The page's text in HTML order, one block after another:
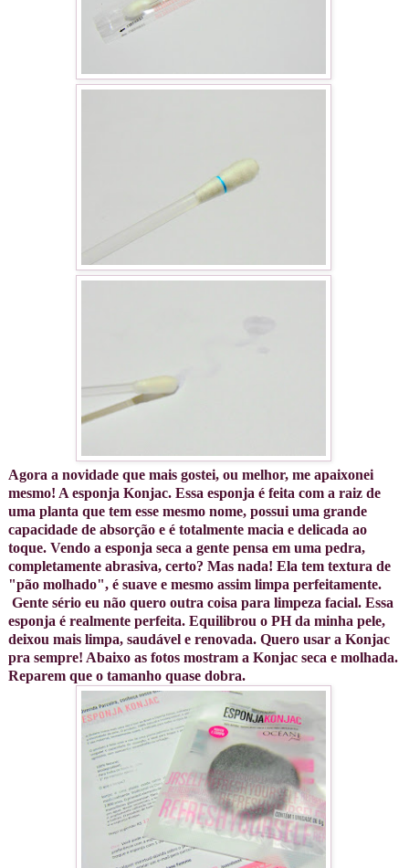
Agora a novidade que mais gostei, ou melhor, me apaixonei
mesmo! A esponja Konjac. Essa esponja é feita com a raiz de
uma planta que tem esse mesmo nome, possui uma grande
capacidade de absorção e é totalmente macia e delicada ao
toque. Vendo a esponja seca a gente pensa em uma pedra,
completamente abrasiva, certo? Mas nada! Ela tem textura de
"pão molhado", é suave e mesmo assim limpa perfeitamente.
Gente sério eu não quero outra coisa para limpeza facial. Essa
esponja é realmente perfeita. Equilibrou o PH da minha pele,
deixou mais limpa, saudável e renovada. Quero usar a Konjac
pra sempre! Abaixo as fotos mostram a Konjac seca e molhada.
Reparem que o tamanho quase dobra.